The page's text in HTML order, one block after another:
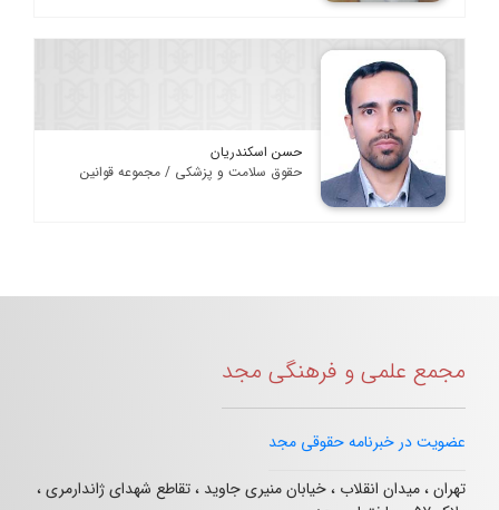
حسن اسکندریان
حقوق سلامت و پزشکی / مجموعه قوانین
مجمع علمی و فرهنگی مجد
عضویت در خبرنامه حقوقی مجد
تهران ، میدان انقلاب ، خیابان منیری جاوید ، تقاطع شهدای ژاندارمری ،